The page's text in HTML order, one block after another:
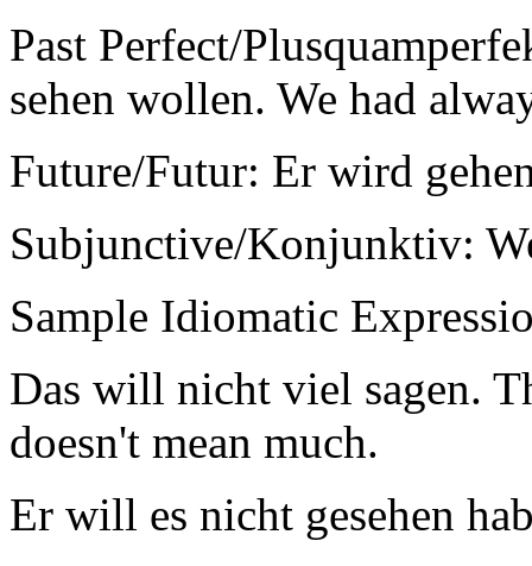
Past Perfect/
sehen wollen. We had
Future/Futur: Er wird
Subjunctive/Konjunktiv:
Sample Idiomatic
Das will nicht viel sagen.
doesn't mean much.
Er will es nicht gesehen